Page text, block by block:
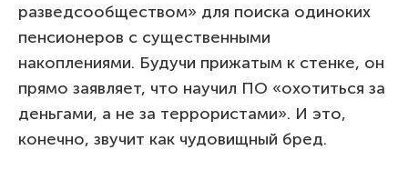
разведсообществом» для поиска одиноких
пенсионеров с существенными
накоплениями. Будучи прижатым к стенке, он
прямо заявляет, что научил ПО «охотиться за
деньгами, а не за террористами». И это,
конечно, звучит как чудовищный бред.